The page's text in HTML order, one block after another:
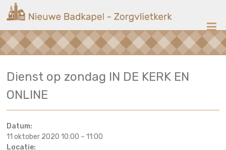
naar
inhoud
Nieuwe
Badkapel
op
Scheveningen
Dienst op zondag IN DE KERK EN
ONLINE
Datum:
11 oktober 2020 10:00 –11:00
Locatie: